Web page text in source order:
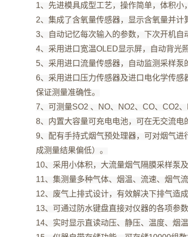
1、先进模具成型工艺，操作简单，体积小
2、集成了含氧量传感器，显示含氧量并计
3、自动记忆每次输入的参数，下次开机自
4、采用进口宽温OLED显示屏，自动背光
5、采用进口流量传感器，自动监测采样泵
6、采用进口压力传感器及进口电化学传感
保证测量准确性。
7、可测量SO2 、NO、NO2、CO、CO2
8、内置大容量可充电电池，可在无交流电
9、配有手持式烟气预处理器，可对烟气
成测量结果偏低）。
10、采用小体积，大流量烟气隔膜采样泵
11、集测量多种气体、烟温、流速、烟气
12、废气上排式设计，有效解决下排气造
13、可通过防水键盘直接对仪器的各项参
14、实时显示直读动压、静压、温度、烟